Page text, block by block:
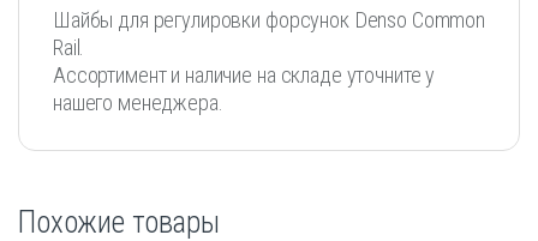
Шайбы для регулировки форсунок Denso Common
Rail.
Ассортимент и наличие на складе уточните у
нашего менеджера.
Похожие товары